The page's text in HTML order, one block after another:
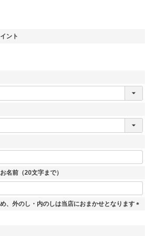
ント
名前（20文字まで）
、外のし・内のしは当店におまかせとなります